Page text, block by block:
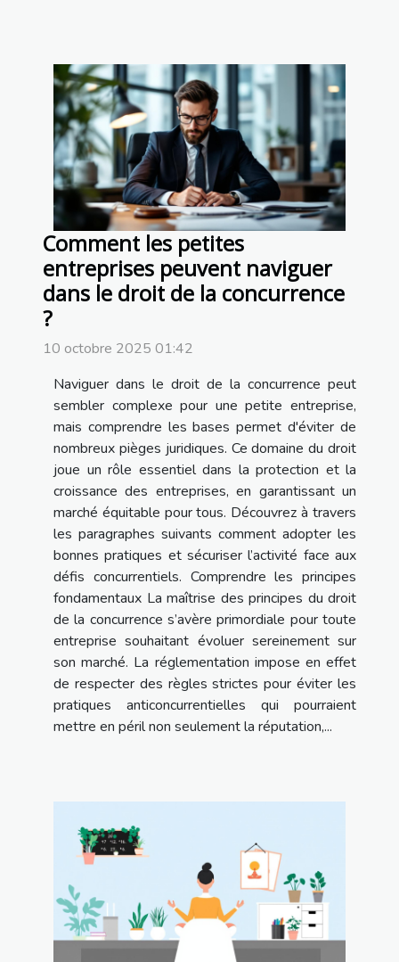
Comment les petites
entreprises peuvent naviguer
dans le droit de la concurrence
?
10 octobre 2025 01:42
Naviguer dans le droit de la concurrence peut
sembler complexe pour une petite entreprise,
mais comprendre les bases permet d'éviter de
nombreux pièges juridiques. Ce domaine du droit
joue un rôle essentiel dans la protection et la
croissance des entreprises, en garantissant un
marché équitable pour tous. Découvrez à travers
les paragraphes suivants comment adopter les
bonnes pratiques et sécuriser l’activité face aux
défis concurrentiels. Comprendre les principes
fondamentaux La maîtrise des principes du droit
de la concurrence s’avère primordiale pour toute
entreprise souhaitant évoluer sereinement sur
son marché. La réglementation impose en effet
de respecter des règles strictes pour éviter les
pratiques anticoncurrentielles qui pourraient
mettre en péril non seulement la réputation,...